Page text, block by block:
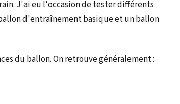
J'ai eu l'occasion de tester différents
d'entraînement basique et un ballon
du ballon. On retrouve généralement :